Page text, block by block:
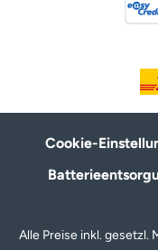
Cookie-
Alle Preise inkl. gesetzl.